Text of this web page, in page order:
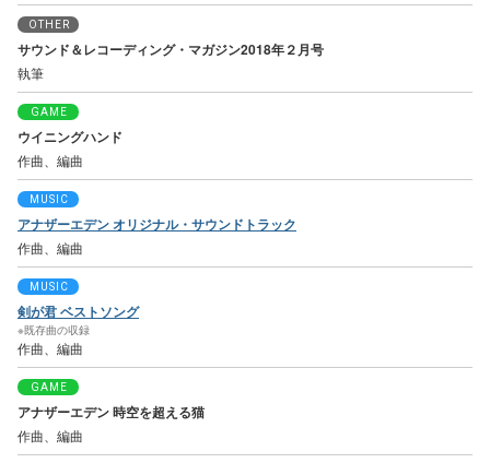
OTHER
サウンド＆レコーディング・マガジン2018年２月号
執筆
GAME
ウイニングハンド
作曲、編曲
MUSIC
アナザーエデン オリジナル・サウンドトラック
作曲、編曲
MUSIC
剣が君 ベストソング
※既存曲の収録
作曲、編曲
GAME
アナザーエデン 時空を超える猫
作曲、編曲